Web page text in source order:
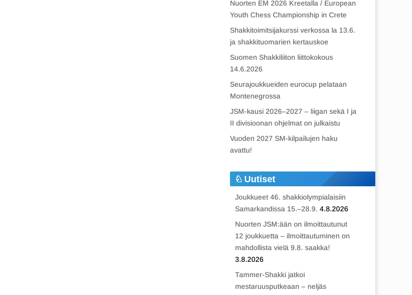
Nuorten EM 2026 Kreetalla / European
Youth Chess Championship in Crete
Shakkitoimitsijakurssi verkossa la 13.6.
ja shakkituomarien kertauskoe
Suomen Shakkiliiton liittokokous
14.6.2026
Seurajoukkueiden eurocup pelataan
Montenegrossa
JSM-kausi 2026–2027 – liigan sekä I ja
II divisioonan ohjelmat on julkaistu
Vuoden 2027 SM-kilpailujen haku
avattu!
Uutiset
Joukkueet 46. shakkiolympialaisiin
Samarkandissa 15.–28.9. 4.8.2026
Nuorten JSM:ään on ilmoittautunut
12 joukkuetta – ilmoittautuminen on
mahdollista vielä 9.8. saakka!
3.8.2026
Tammer-Shakki jatkoi
mestaruusputkeaan – neljäs